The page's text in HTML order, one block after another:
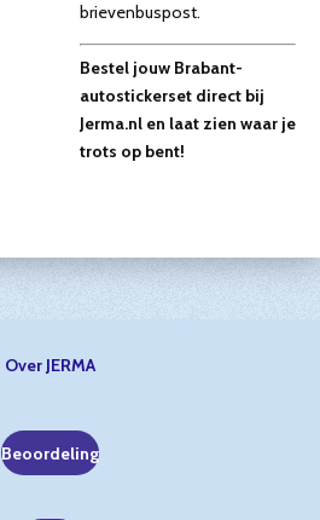
brievenbuspost.
Bestel jouw Brabant-
autostickerset direct bij
Jerma.nl en laat zien waar je
trots op bent!
Over JERMA
Beoordeling